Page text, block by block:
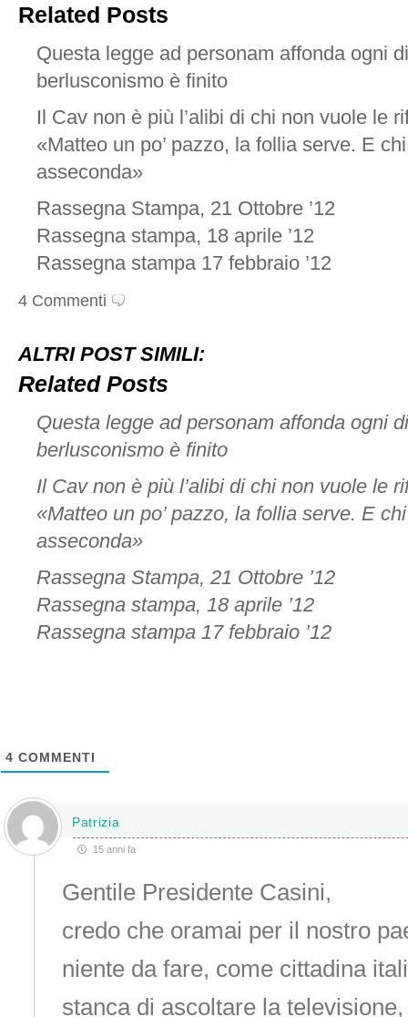
Related Posts
Questa legge ad personam affonda ogni
berlusconismo è finito
Il Cav non è più l’alibi di chi non vuole le
«Matteo un po’ pazzo, la follia serve. E
asseconda»
Rassegna Stampa, 21 Ottobre ’12
Rassegna stampa, 18 aprile ’12
Rassegna stampa 17 febbraio ’12
4 Commenti
ALTRI POST SIMILI:
Related Posts
Questa legge ad personam affonda ogni
berlusconismo è finito
Il Cav non è più l’alibi di chi non vuole le
«Matteo un po’ pazzo, la follia serve. E
asseconda»
Rassegna Stampa, 21 Ottobre ’12
Rassegna stampa, 18 aprile ’12
Rassegna stampa 17 febbraio ’12
4 COMMENTI
Patrizia
15 anni fa
Gentile Presidente Casini,
credo che oramai per il nostro
niente da fare, come cittadina
stanca di ascoltare la